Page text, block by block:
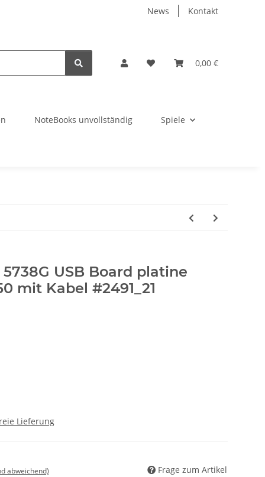
News Kontakt
0,00 €
NoteBooks unvollständig Spiele
USB Board platine
mit Kabel #2491_21
Lieferung
abweichend) Frage zum Artikel